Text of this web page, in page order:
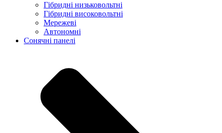
Гібридні низьковольтні
Гібридні високовольтні
Мережеві
Автономні
Сонячні панелі